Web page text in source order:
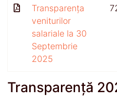
Transparența
veniturilor
salariale la 30
Septembrie
2025
Transparență